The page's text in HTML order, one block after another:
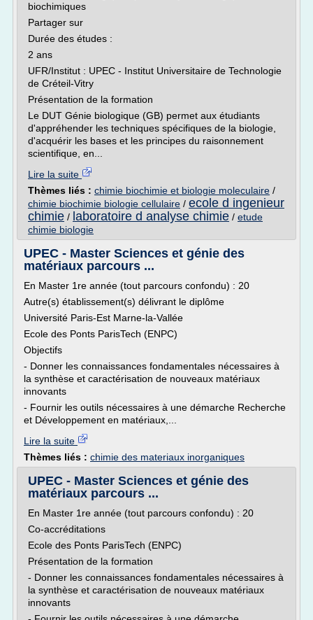
biochimiques
Partager sur
Durée des études :
2 ans
UFR/Institut : UPEC - Institut Universitaire de Technologie
de Créteil-Vitry
Présentation de la formation
Le DUT Génie biologique (GB) permet aux étudiants
d'appréhender les techniques spécifiques de la biologie,
d'acquérir les bases et les principes du raisonnement
scientifique, en...
Lire la suite
Thèmes liés : chimie biochimie et biologie moleculaire /
chimie biochimie biologie cellulaire / ecole d ingenieur
chimie / laboratoire d analyse chimie / etude
chimie biologie
UPEC - Master Sciences et génie des
matériaux parcours ...
En Master 1re année (tout parcours confondu) : 20
Autre(s) établissement(s) délivrant le diplôme
Université Paris-Est Marne-la-Vallée
Ecole des Ponts ParisTech (ENPC)
Objectifs
- Donner les connaissances fondamentales nécessaires à
la synthèse et caractérisation de nouveaux matériaux
innovants
- Fournir les outils nécessaires à une démarche Recherche
et Développement en matériaux,...
Lire la suite
Thèmes liés : chimie des materiaux inorganiques
UPEC - Master Sciences et génie des
matériaux parcours ...
En Master 1re année (tout parcours confondu) : 20
Co-accréditations
Ecole des Ponts ParisTech (ENPC)
Présentation de la formation
- Donner les connaissances fondamentales nécessaires à
la synthèse et caractérisation de nouveaux matériaux
innovants